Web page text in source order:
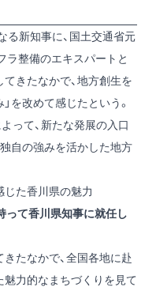
る新知事に、国土交通省元
ラ整備のエキスパートと
きたなかで、地方創生を
を改めて感じたという。
よって、新たな発展の入口
自の強みを活かした地方
じた香川県の魅力
って香川県知事に就任し
たなかで、全国各地に赴
魅力的なまちづくりを見て